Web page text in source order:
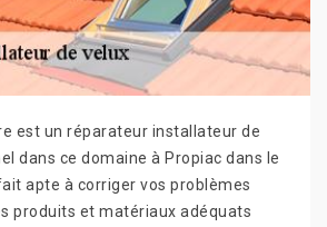
est un réparateur installateur de
dans ce domaine à Propiac dans le
apte à corriger vos problèmes
produits et matériaux adéquats